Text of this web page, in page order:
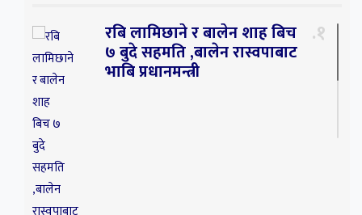
रबि लामिछाने र बालेन शाह बिच
७ बुदे सहमति ,बालेन रास्वपाबाट
भाबि प्रधानमन्त्री
१